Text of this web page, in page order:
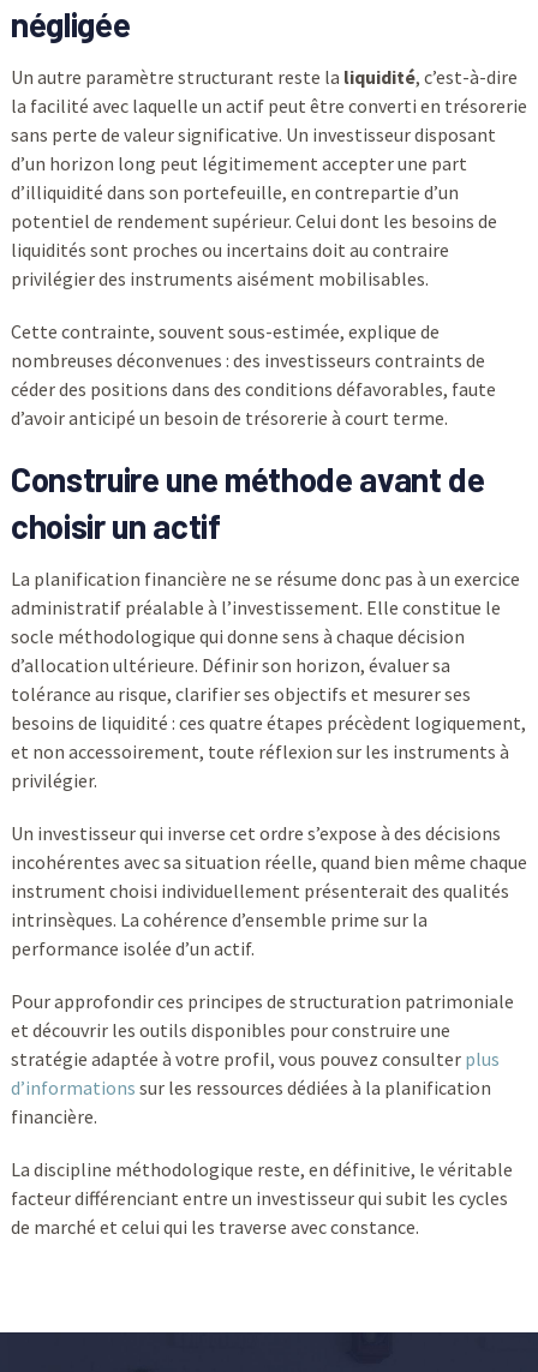
négligée
Un autre paramètre structurant reste la liquidité, c’est-à-dire
la facilité avec laquelle un actif peut être converti en trésorerie
sans perte de valeur significative. Un investisseur disposant
d’un horizon long peut légitimement accepter une part
d’illiquidité dans son portefeuille, en contrepartie d’un
potentiel de rendement supérieur. Celui dont les besoins de
liquidités sont proches ou incertains doit au contraire
privilégier des instruments aisément mobilisables.
Cette contrainte, souvent sous-estimée, explique de
nombreuses déconvenues : des investisseurs contraints de
céder des positions dans des conditions défavorables, faute
d’avoir anticipé un besoin de trésorerie à court terme.
Construire une méthode avant de
choisir un actif
La planification financière ne se résume donc pas à un exercice
administratif préalable à l’investissement. Elle constitue le
socle méthodologique qui donne sens à chaque décision
d’allocation ultérieure. Définir son horizon, évaluer sa
tolérance au risque, clarifier ses objectifs et mesurer ses
besoins de liquidité : ces quatre étapes précèdent logiquement,
et non accessoirement, toute réflexion sur les instruments à
privilégier.
Un investisseur qui inverse cet ordre s’expose à des décisions
incohérentes avec sa situation réelle, quand bien même chaque
instrument choisi individuellement présenterait des qualités
intrinsèques. La cohérence d’ensemble prime sur la
performance isolée d’un actif.
Pour approfondir ces principes de structuration patrimoniale
et découvrir les outils disponibles pour construire une
stratégie adaptée à votre profil, vous pouvez consulter plus
d’informations sur les ressources dédiées à la planification
financière.
La discipline méthodologique reste, en définitive, le véritable
facteur différenciant entre un investisseur qui subit les cycles
de marché et celui qui les traverse avec constance.